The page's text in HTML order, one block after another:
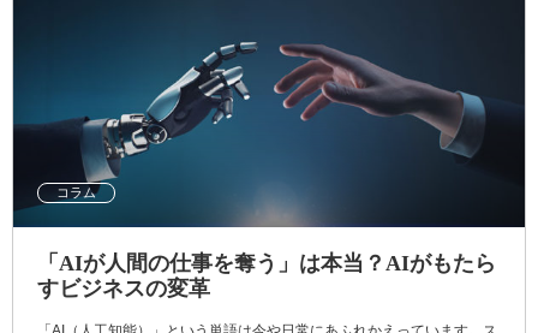
コラム
「AIが人間の仕事を奪う」は本当？AIがもたら
すビジネスの変革